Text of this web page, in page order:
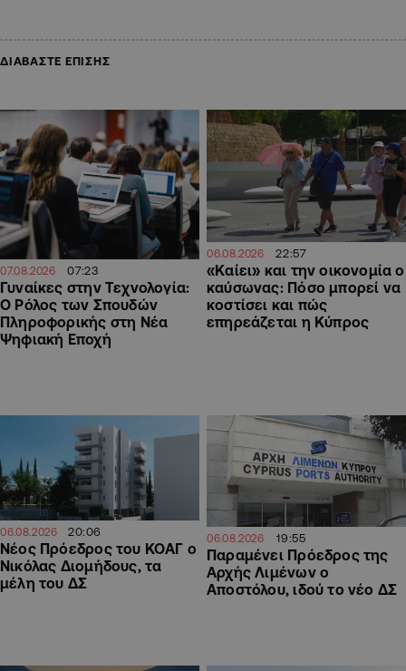
ΔΙΑΒΑΣΤΕ ΕΠΙΣΗΣ
07.08.2026 07:23
Γυναίκες στην Τεχνολογία:
Ο Ρόλος των Σπουδών
Πληροφορικής στη Νέα
Ψηφιακή Εποχή
06.08.2026 22:57
«Καίει» και την οικονομία ο
καύσωνας: Πόσο μπορεί να
κοστίσει και πώς
επηρεάζεται η Κύπρος
06.08.2026 20:06
Νέος Πρόεδρος του ΚΟΑΓ ο
Νικόλας Διομήδους, τα
μέλη του ΔΣ
06.08.2026 19:55
Παραμένει Πρόεδρος της
Αρχής Λιμένων ο
Αποστόλου, ιδού το νέο ΔΣ